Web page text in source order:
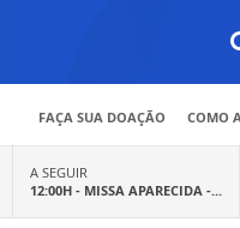
FAÇA SUA DOAÇÃO COMO
A SEGUIR
12:00H - MISSA APARECIDA -...